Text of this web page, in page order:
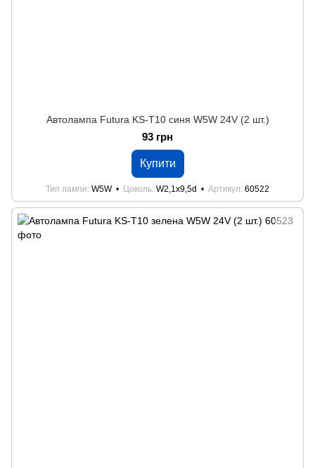
Автолампа Futura KS-Т10 синя W5W 24V (2 шт.)
93 грн
Купити
Тип лампи W5W Цоколь W2,1x9,5d Артикул 60522